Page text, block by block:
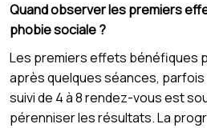
Quand observer les premiers
phobie sociale ?
Les premiers effets bénéfiques
après quelques séances, parfois
suivi de 4 à 8 rendez-vous est
pérenniser les résultats. La